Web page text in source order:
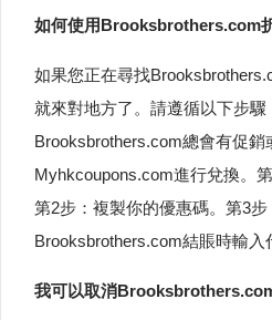
如何使用Brooksbrothers.com
如果您正在尋找
就來對地方了。請遵循以下步
Brooksbrothers.com總會有促銷
Myhkcoupons.com進行兌換。
第2步：複製你的優惠碼。第3
Brooksbrothers.com結賬時輸入
我可以取消